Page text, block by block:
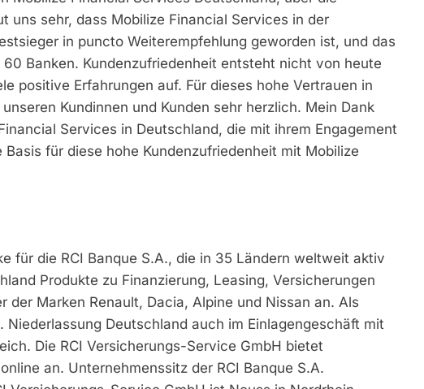
uns sehr, dass Mobilize Financial Services in der
in puncto Weiterempfehlung geworden ist, und das
Banken. Kundenzufriedenheit entsteht nicht von heute
positive Erfahrungen auf. Für dieses hohe Vertrauen in
Kundinnen und Kunden sehr herzlich. Mein Dank
Services in Deutschland, die mit ihrem Engagement
für diese hohe Kundenzufriedenheit mit Mobilize
für die RCI Banque S.A., die in 35 Ländern weltweit aktiv
Produkte zu Finanzierung, Leasing, Versicherungen
der Marken Renault, Dacia, Alpine und Nissan an. Als
Niederlassung Deutschland auch im Einlagengeschäft mit
Die RCI Versicherungs-Service GmbH bietet
an. Unternehmenssitz der RCI Banque S.A.